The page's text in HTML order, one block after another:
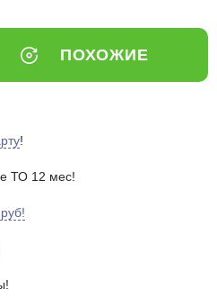
ПОХОЖИЕ
!
ТО 12 мес!